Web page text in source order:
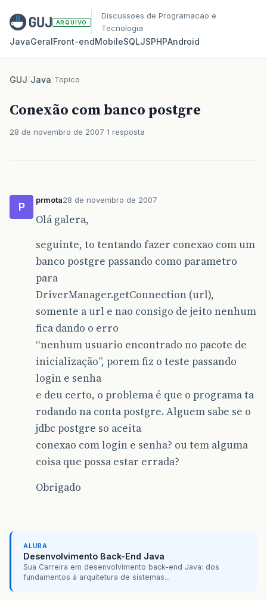
ARQUIVO
Discussoes de Programacao e
Tecnologia
JavaGeralFront‑endMobileSQLJSPHPAndroid
GUJ/Java/Topico
Conexão com banco postgre
28 de novembro de 2007 1 resposta
P
prmota28 de novembro de 2007
Olá galera,
seguinte, to tentando fazer conexao com um
banco postgre passando como parametro
para
DriverManager.getConnection (url),
somente a url e nao consigo de jeito nenhum
fica dando o erro
“nenhum usuario encontrado no pacote de
inicialização”, porem fiz o teste passando
login e senha
e deu certo, o problema é que o programa ta
rodando na conta postgre. Alguem sabe se o
jdbc postgre so aceita
conexao com login e senha? ou tem alguma
coisa que possa estar errada?
Obrigado
ALURA
Desenvolvimento Back-End Java
Sua Carreira em desenvolvimento back-end Java: dos
fundamentos à arquitetura de sistemas...